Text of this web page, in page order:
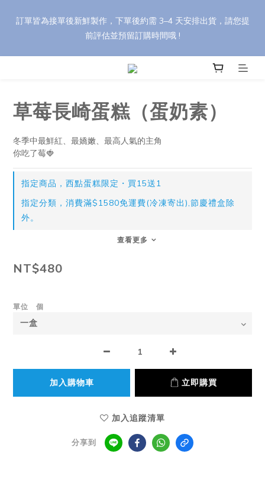
折（刷卡最高優惠）。 輸入折扣碼 【YH88】，依活動辦法享最高
85 折優惠！
訂單皆為接單後新鮮製作，下單後約需 3–4 天安排出貨，請您提
前評估並預留訂購時間哦 !
🎁 【中秋禮盒訂購優惠】 任選 8 盒以上享 95 折，30 盒以上享 9
草莓長崎蛋糕（蛋奶素）
冬季中最鮮紅、最嬌嫩、最高人氣的主角
你吃了莓🍓
指定商品，西點蛋糕限定・買15送1
指定分類，消費滿$1580免運費(冷凍寄出),節慶禮盒除
外。
查看更多
NT$480
單位 個
加入購物車 立即購買
加入追蹤清單
分享到